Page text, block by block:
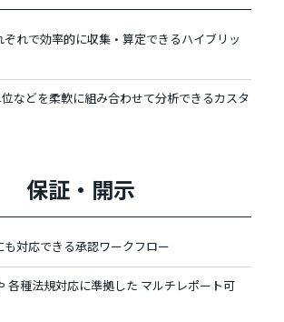
れで効率的に収集・算定できるハイブリッ
などを柔軟に組み合わせて分析できるカスタ
保証・開示
も対応できる承認ワークフロー
各種法規対応に準拠した マルチレポート可